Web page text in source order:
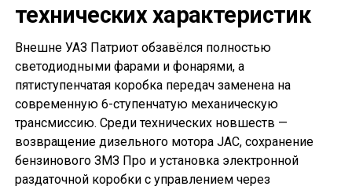
технических характеристик
Внешне УАЗ Патриот обзавёлся полностью
светодиодными фарами и фонарями, а
пятиступенчатая коробка передач заменена на
современную 6-ступенчатую механическую
трансмиссию. Среди технических новшеств —
возвращение дизельного мотора JAC, сохранение
бензинового ЗМЗ Про и установка электронной
раздаточной коробки с управлением через